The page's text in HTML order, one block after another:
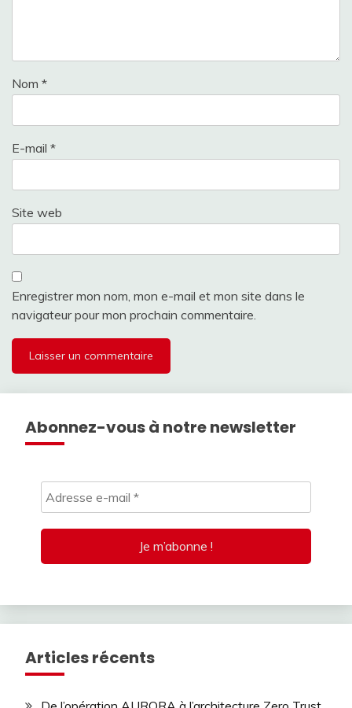
Nom *
E-mail *
Site web
Enregistrer mon nom, mon e-mail et mon site dans le
navigateur pour mon prochain commentaire.
Abonnez-vous à notre newsletter
Articles récents